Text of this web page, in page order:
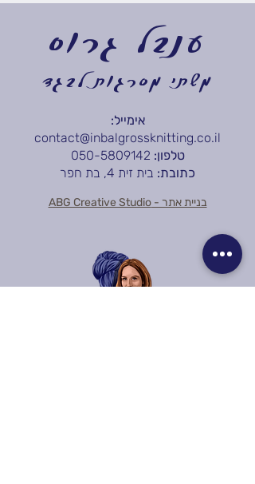
ענבל גרוס
משתי מסרגות לבגד
אימייל:
contact@inbalgrossknitting.co.il
טלפון: 050-5809142
כתובת: בית זית 4, בת חפר
בניית אתר - ABG Creative Studio